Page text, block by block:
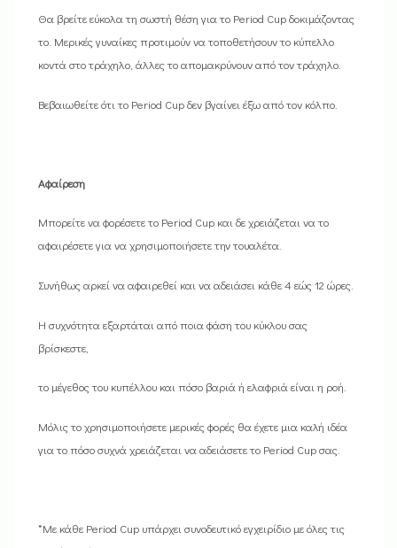
Θα βρείτε εύκολα τη σωστή θέση για το Period Cup δοκιμάζοντας
το. Μερικές γυναίκες προτιμούν να τοποθετήσουν το κύπελλο
κοντά στο τράχηλο, άλλες το απομακρύνουν από τον τράχηλο.
Βεβαιωθείτε ότι το Period Cup δεν βγαίνει έξω από τον κόλπο.
Αφαίρεση
Μπορείτε να φορέσετε το Period Cup και δε χρειάζεται να το
αφαιρέσετε για να χρησιμοποιήσετε την τουαλέτα.
Συνήθως αρκεί να αφαιρεθεί και να αδειάσει κάθε 4 εώς 12 ώρες.
Η συχνότητα εξαρτάται από ποια φάση του κύκλου σας
βρίσκεστε,
το μέγεθος του κυπέλλου και πόσο βαριά ή ελαφριά είναι η ροή.
Μόλις το χρησιμοποιήσετε μερικές φορές θα έχετε μια καλή ιδέα
για το πόσο συχνά χρειάζεται να αδειάσετε το Period Cup σας.
*Με κάθε Period Cup υπάρχει συνοδευτικό εγχειρίδιο με όλες τις